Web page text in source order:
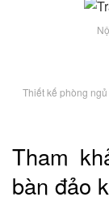
Thiết kế phòng
Tham
bàn đảo